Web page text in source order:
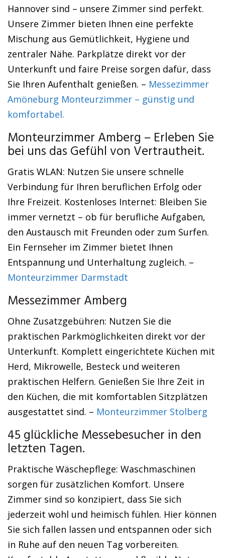
Hannover sind – unsere Zimmer sind perfekt.
Unsere Zimmer bieten Ihnen eine perfekte
Mischung aus Gemütlichkeit, Hygiene und
zentraler Nähe. Parkplätze direkt vor der
Unterkunft und faire Preise sorgen dafür, dass
Sie Ihren Aufenthalt genießen. – Messezimmer
Amöneburg Monteurzimmer – günstig und
komfortabel.
Monteurzimmer Amberg – Erleben Sie
bei uns das Gefühl von Vertrautheit.
Gratis WLAN: Nutzen Sie unsere schnelle
Verbindung für Ihren beruflichen Erfolg oder
Ihre Freizeit. Kostenloses Internet: Bleiben Sie
immer vernetzt – ob für berufliche Aufgaben,
den Austausch mit Freunden oder zum Surfen.
Ein Fernseher im Zimmer bietet Ihnen
Entspannung und Unterhaltung zugleich. –
Monteurzimmer Darmstadt
Messezimmer Amberg
Ohne Zusatzgebühren: Nutzen Sie die
praktischen Parkmöglichkeiten direkt vor der
Unterkunft. Komplett eingerichtete Küchen mit
Herd, Mikrowelle, Besteck und weiteren
praktischen Helfern. Genießen Sie Ihre Zeit in
den Küchen, die mit komfortablen Sitzplätzen
ausgestattet sind. – Monteurzimmer Stolberg
45 glückliche Messebesucher in den
letzten Tagen.
Praktische Wäschepflege: Waschmaschinen
sorgen für zusätzlichen Komfort. Unsere
Zimmer sind so konzipiert, dass Sie sich
jederzeit wohl und heimisch fühlen. Hier können
Sie sich fallen lassen und entspannen oder sich
in Ruhe auf den neuen Tag vorbereiten.